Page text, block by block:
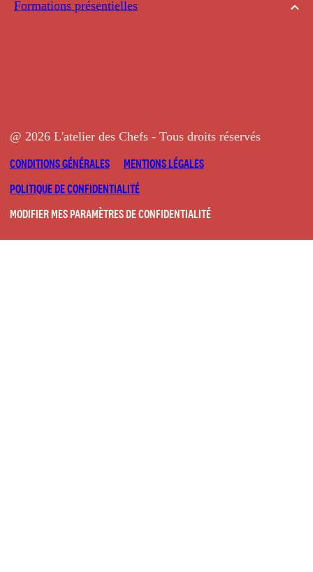
Formations présentielles
@ 2026 L'atelier des Chefs - Tous droits réservés
CONDITIONS GÉNÉRALES
MENTIONS LÉGALES
POLITIQUE DE CONFIDENTIALITÉ
MODIFIER MES PARAMÈTRES DE CONFIDENTIALITÉ